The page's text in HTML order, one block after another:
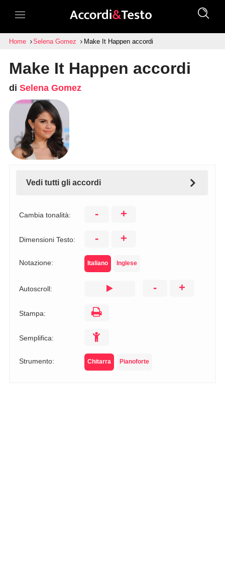
Home Selena Gomez Make It Happen accordi
Make It Happen accordi
di Selena Gomez
Vedi tutti gli accordi
Cambia tonalità: - +
Dimensioni Testo: - +
Notazione: Italiano Inglese
Autoscroll: - +
Stampa:
Semplifica:
Strumento: Chitarra Pianoforte